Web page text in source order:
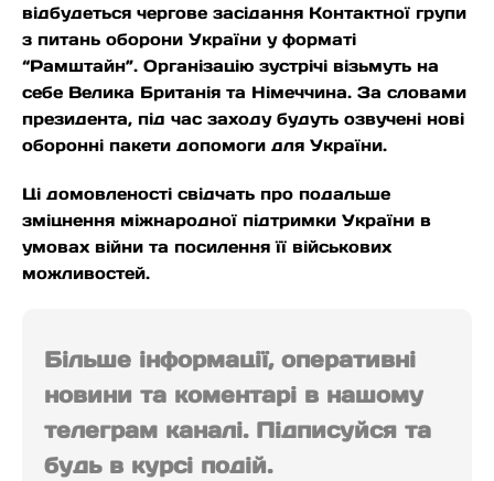
відбудеться чергове засідання Контактної групи
з питань оборони України у форматі
“Рамштайн”. Організацію зустрічі візьмуть на
себе Велика Британія та Німеччина. За словами
президента, під час заходу будуть озвучені нові
оборонні пакети допомоги для України.
Ці домовленості свідчать про подальше
зміцнення міжнародної підтримки України в
умовах війни та посилення її військових
можливостей.
Більше інформації, оперативні
новини та коментарі в нашому
телеграм каналі. Підписуйся та
будь в курсі подій.